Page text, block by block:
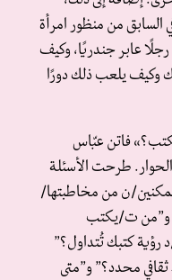
من منظور امرأة
عابر جندريًا، وكيف
وكيف يلعب ذلك دورًا
فاتن عبّاس
طرحت الأسئلة
ن من مخاطبتها/
و”من ت/يكتب
رؤية كتبك تُتداول؟”
محدد؟” و”متى